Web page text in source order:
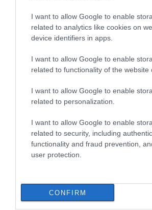
I want to allow Google to enable
related to analytics like cookies on
device identifiers in apps.
I want to allow Google to enable
related to functionality of the website
I want to allow Google to enable
related to personalization.
I want to allow Google to enable
related to security, including
functionality and fraud prevention,
user protection.
CONFIRM
Ο λόγος που τηγανίζουμε ψάρια
του Σωτήρος – Πως θα κάνετε το
τέλειο μαγείρεμα
Θρήνος στην Εύβοια: Έφυγε από
τροχαίο με αγριογούρουνο
06.08.2026 | 20:20
Νέο σοβαρό τροχαίο στην Εύβοια:
Τούμπαρε αυτοκίνητο
06.08.2026 | 20:00
Αταμάν – Βίντεο από τη Σύμη
06.08.2026 | 19:40
Συντάξεις Σεπτεμβρίου
2026: Πότε
πληρώνονται οι
ημερομηνίες του e-
e –
Ποιοι